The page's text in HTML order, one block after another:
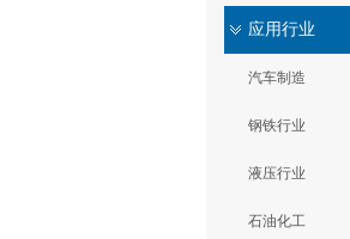
应用行业
汽车制造
钢铁行业
液压行业
石油化工